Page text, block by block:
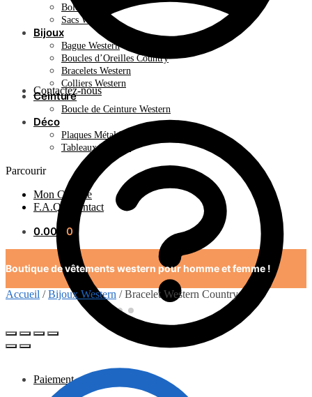
Contactez-nous
Paiement
Bolo Tie
Sacs Western
Bijoux
Bague Western
Boucles d’Oreilles Country
Bracelets Western
Colliers Western
Ceinture
Boucle de Ceinture Western
Déco
Plaques Métal Déco Américaine
Tableaux Western
Parcourir
Mon Compte
F.A.Q / Contact
0.00€ 0
Boutique de vêtements western pour homme et femme !
Accueil /Bijoux Western /Bracelet Western Country